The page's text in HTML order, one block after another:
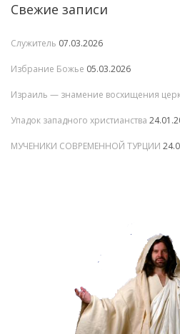
Свежие записи
Служитель 07.03.2026
Избрание Божье 05.03.2026
Израиль — знамение восхищения
Упадок западного христианства
МУЧЕНИКИ СОВРЕМЕННОЙ ТУРЦИИ